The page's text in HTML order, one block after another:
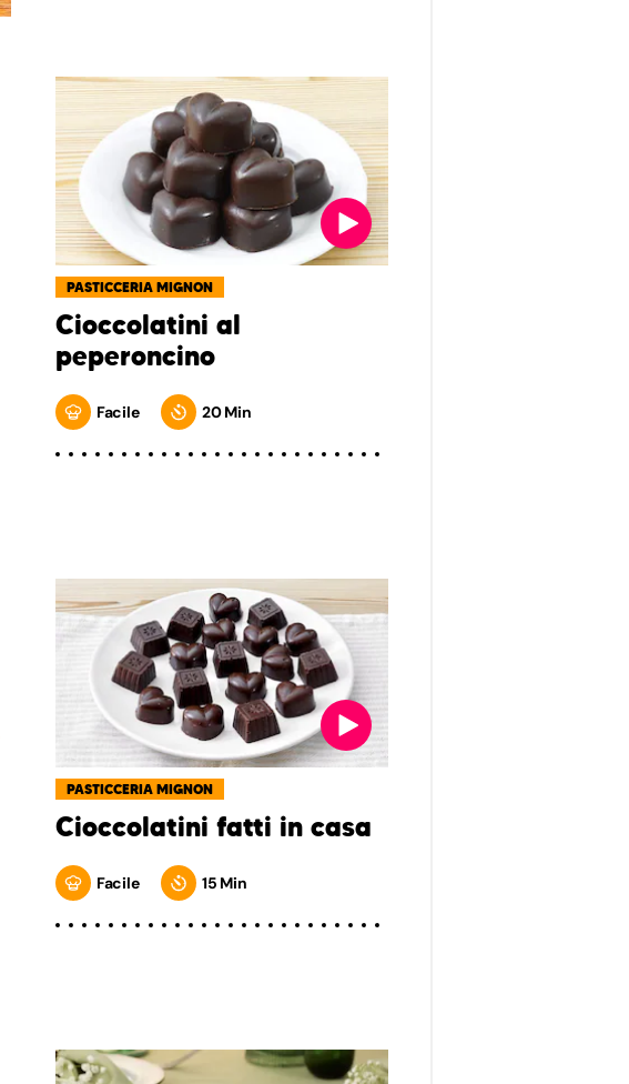
PASTICCERIA MIGNON
Cioccolatini al
peperoncino
Facile 20 Min
PASTICCERIA MIGNON
Cioccolatini fatti in casa
Facile 15 Min